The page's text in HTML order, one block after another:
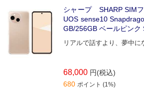
シャープ SHARP SIM
UOS sense10
GB/256GB ベールピンク
リアルで話すより、夢中に
68,000 円(税込)
680 ポイント (1%)